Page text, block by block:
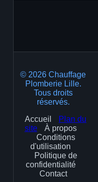
© 2026 Chauffage
Plomberie Lille.
Tous droits
réservés.
Accueil
Plan du
site
À propos
Conditions
d'utilisation
Politique de
confidentialité
Contact